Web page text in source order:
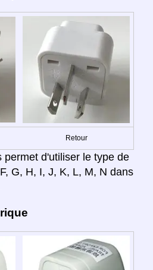
Retour
permet d'utiliser le type de
G, H, I, J, K, L, M, N dans